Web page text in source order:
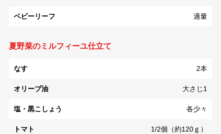
ベビーリーフ 適量
夏野菜のミルフィーユ仕立て
なす 2本
オリーブ油 大さじ1
塩・黒こしょう 各少々
トマト 1/2個（約120ｇ）